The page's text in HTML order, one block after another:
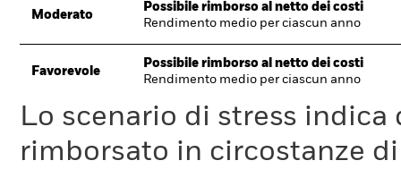
Moderato
Possibile rimborso al netto dei costi
Rendimento medio per ciascun anno
Favorevole
Possibile rimborso al netto dei costi
Rendimento medio per ciascun anno
Lo scenario di stress
rimborsato in circostanze